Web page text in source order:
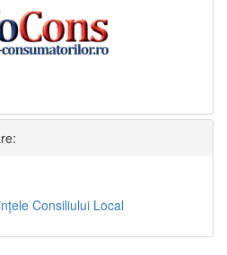
Consiliului Local